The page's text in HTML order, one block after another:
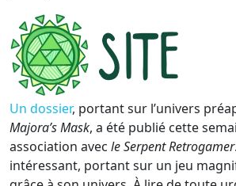
Un dossier, portant sur l’univers
Majora’s Mask, a été publié cette
association avec le Serpent Retrogamer
intéressant, portant sur un jeu